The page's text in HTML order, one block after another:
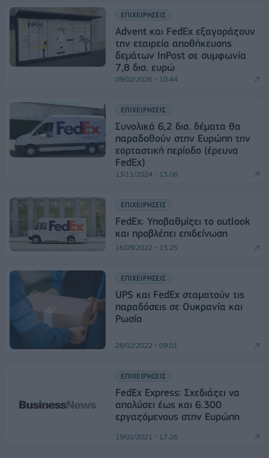
ΕΠΙΧΕΙΡΗΣΕΙΣ
Advent και FedEx εξαγοράζουν
την εταιρεία αποθήκευσης
δεμάτων InPost σε συμφωνία
7,8 δισ. ευρώ
09/02/2026 - 10:44
ΕΠΙΧΕΙΡΗΣΕΙΣ
Συνολικά 6,2 δισ. δέματα θα
παραδοθούν στην Ευρώπη την
εορταστική περίοδο (έρευνα
FedEx)
13/11/2024 - 13:06
ΕΠΙΧΕΙΡΗΣΕΙΣ
FedEx: Υποβαθμίζει το outlook
και προβλέπει επιδείνωση
16/09/2022 - 13:25
ΕΠΙΧΕΙΡΗΣΕΙΣ
UPS και FedEx σταματούν τις
παραδόσεις σε Ουκρανία και
Ρωσία
28/02/2022 - 09:01
ΕΠΙΧΕΙΡΗΣΕΙΣ
FedEx Express: Σχεδιάζει να
απολύσει έως και 6.300
εργαζόμενους στην Ευρώπη
19/01/2021 - 17:26